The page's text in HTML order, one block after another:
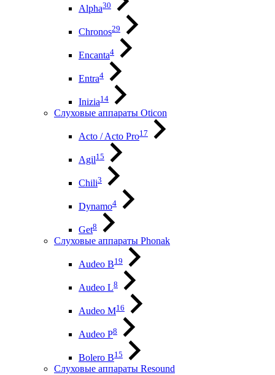
Alpha30
Chronos29
Encanta4
Entra4
Inizia14
Слуховые аппараты Oticon
Acto / Acto Pro17
Agil15
Chili3
Dynamo4
Get8
Слуховые аппараты Phonak
Audeo B19
Audeo L8
Audeo М16
Audeo P8
Bolero B15
Слуховые аппараты Resound